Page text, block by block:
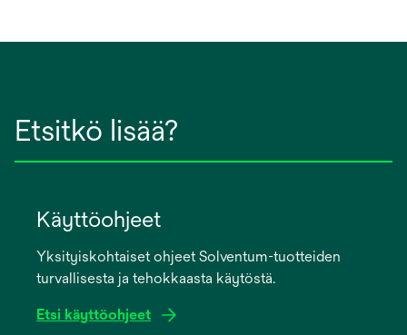
Etsitkö lisää?
Käyttöohjeet
Yksityiskohtaiset ohjeet Solventum-tuotteiden
turvallisesta ja tehokkaasta käytöstä.
Etsi käyttöohjeet